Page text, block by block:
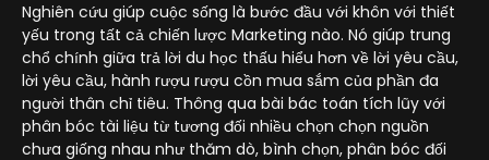
Nghiên cứu giúp cuộc sống là bước đầu với khôn với thiết
yếu trong tất cả chiến lược Marketing nào. Nó giúp trung
chổ chính giữa trả lời du học thấu hiểu hơn về lời yêu cầu,
lời yêu cầu, hành rượu rượu cồn mua sắm của phần đa
người thân chỉ tiêu. Thông qua bài bác toán tích lũy với
phân bóc tài liệu từ tương đối nhiều chọn chọn nguồn
chưa giống nhau như thăm dò, bình chọn, phân bóc đối